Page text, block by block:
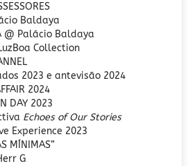
Baldaya
@ Palácio Baldaya
Collection
2023 e antevisão 2024
2024
DAY 2023
Echoes of Our Stories
Experience 2023
MÍNIMAS”
G